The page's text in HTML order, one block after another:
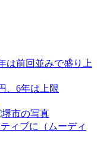
は前回並みで盛り上
、6年は上限
ィブに（ムーディ